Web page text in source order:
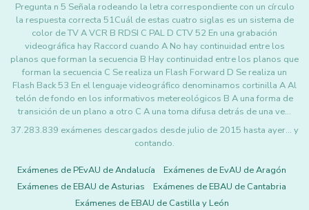
Pregunta n 5 Señala rodeando la letra correspondiente con un círculo
la respuesta correcta 51Cuál de estas cuatro siglas es un sistema de
color de TV A VCR B RDSI C PAL D CTV 52 En una grabación
videográfica hay Raccord cuando A No hay continuidad entre los
planos que forman la secuencia B Hay continuidad entre los planos que
forman la secuencia C Se realiza un Flash Forward D Se realiza un
Flash Back 53 En el lenguaje videográfico denominamos cortinilla A Al
telón de fondo en los informativos metereológicos B A una forma de
transición de un plano a otro C A una toma difusa detrás de una ve…
37.283.839 exámenes descargados desde julio de 2015 hasta ayer... y
contando.
Exámenes de PEvAU de Andalucía
Exámenes de EvAU de Aragón
Exámenes de EBAU de Asturias
Exámenes de EBAU de Cantabria
Exámenes de EBAU de Castilla y León